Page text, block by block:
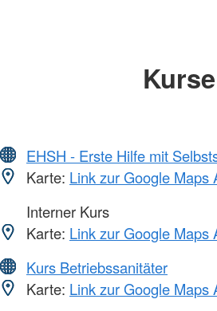
Kurse
EHSH - Erste Hilfe mit
Karte: Link zur Google Maps
Interner Kurs
Karte: Link zur Google Maps
Kurs Betriebssanitäter
Karte: Link zur Google Maps